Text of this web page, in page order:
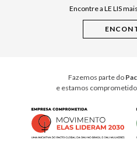
Cuidados CasaEncontre a LE LIS
Fazemos parte do
e estamos